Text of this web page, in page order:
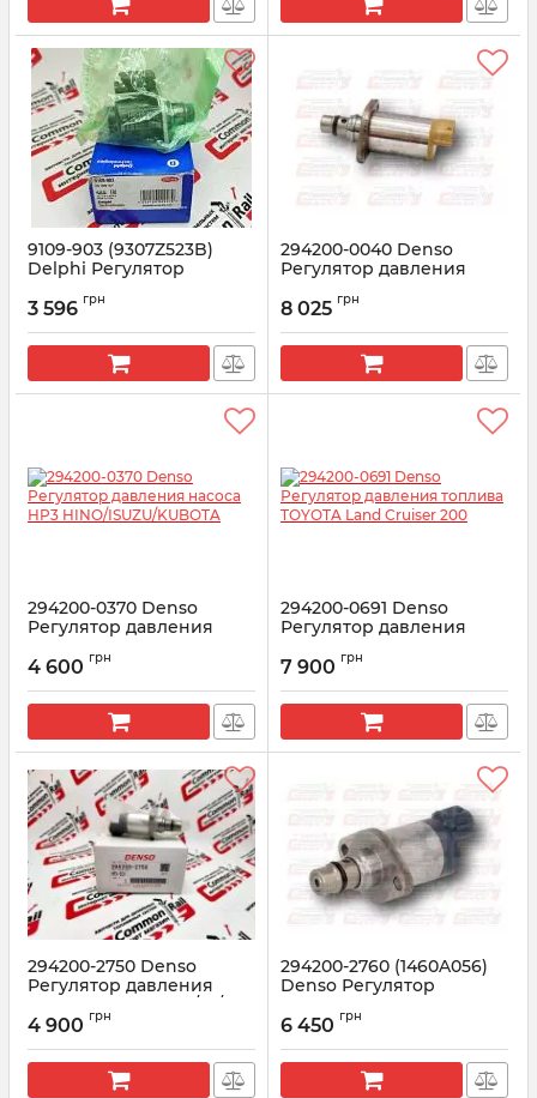
9109-903 (9307Z523B)
Delphi Регулятор
Кенго 1.5 DCI
Артикул: 9109-903
3 596 грн
294200-0040 Denso
Регулятор давления
Артикул:
8 025 грн
294200-0370 Denso
Регулятор давления
HINO/ISUZU/KUBOTA
Артикул: 294200-0370
4 600 грн
294200-0691 Denso
Регулятор давления
Cruiser 200
Артикул: 294200-0691
7 900 грн
294200-2750 Denso
Регулятор давления
насоса ISUZU 4HK1/4J/4JJ1
Артикул: 294200-2750
4 900 грн
294200-2760 (1460A056)
Denso Регулятор
ISUZU/YANMAR/MITSUBISHI
Артикул: 294200-2760
6 450 грн